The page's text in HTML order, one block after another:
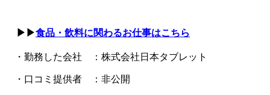
▶▶食品・飲料に関わるお仕事はこちら
・勤務した会社 ：株式会社日本タブレット
・口コミ提供者 ：非公開